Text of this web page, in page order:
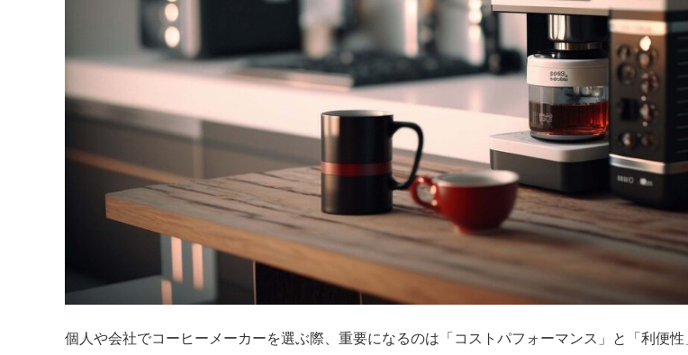
個人や会社でコーヒーメーカーを選ぶ際、重要になるのは「コストパフォーマンス」と「利便